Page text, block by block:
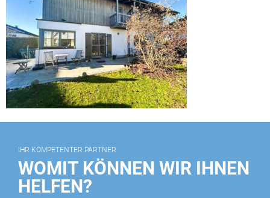
IHR KOMPETENTER PARTNER
WOMIT KÖNNEN WIR IHNEN
HELFEN?